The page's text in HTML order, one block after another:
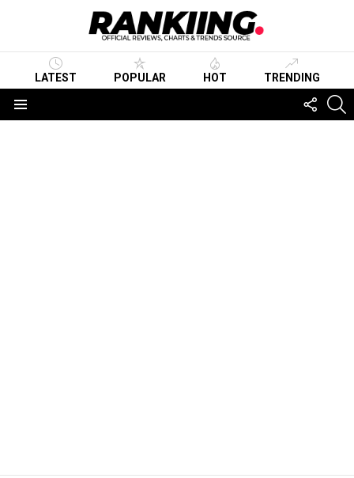
LATEST POPULAR HOT TRENDING
US